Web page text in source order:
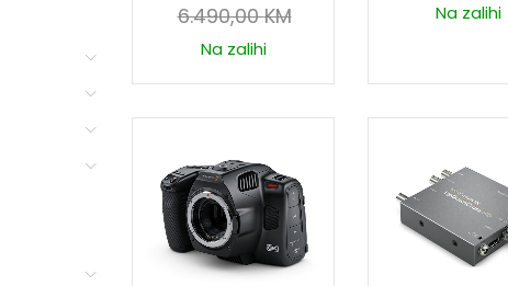
6.490,00KM
Na zalihi
Na zalihi